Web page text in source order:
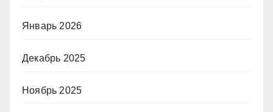
Январь 2026
Декабрь 2025
Ноябрь 2025